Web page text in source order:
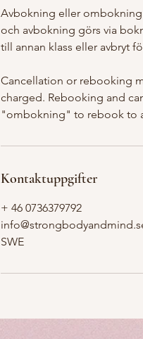
Avbokning eller ombokning
och avbokning görs via
till annan klass eller avbryt
Cancellation or rebooking
charged. Rebooking and
"ombokning" to rebook to
Kontaktuppgifter
+ 46 0736379792
SWE